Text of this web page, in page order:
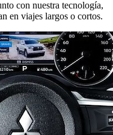
con nuestra tecnología,
en viajes largos o cortos.